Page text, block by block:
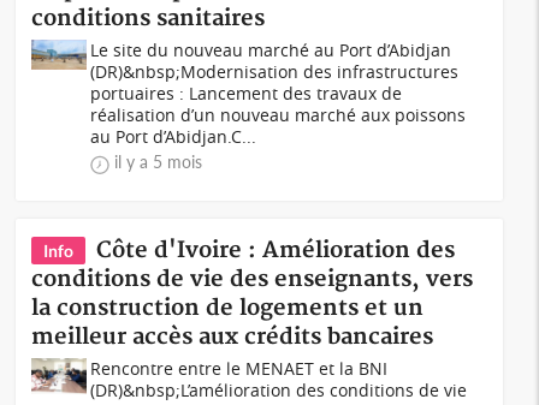
conditions sanitaires
Le site du nouveau marché au Port d’Abidjan
(DR)&nbsp;Modernisation des infrastructures
portuaires : Lancement des travaux de
réalisation d’un nouveau marché aux poissons
au Port d’Abidjan.C...
il y a 5 mois
Info
Côte d'Ivoire : Amélioration des
conditions de vie des enseignants, vers
la construction de logements et un
meilleur accès aux crédits bancaires
Rencontre entre le MENAET et la BNI
(DR)&nbsp;L’amélioration des conditions de vie